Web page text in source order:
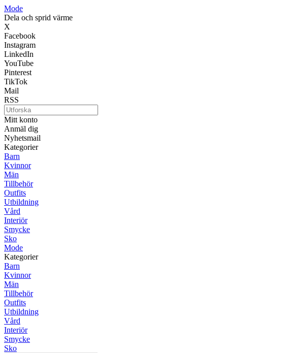
Mode
Dela och sprid värme
X
Facebook
Instagram
LinkedIn
YouTube
Pinterest
TikTok
Mail
RSS
Mitt konto
Anmäl dig
Nyhetsmail
Kategorier
Barn
Kvinnor
Män
Tillbehör
Outfits
Utbildning
Vård
Interiör
Smycke
Sko
Mode
Kategorier
Barn
Kvinnor
Män
Tillbehör
Outfits
Utbildning
Vård
Interiör
Smycke
Sko